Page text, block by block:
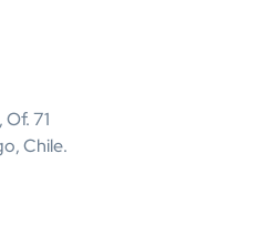
Of. 71
Chile.